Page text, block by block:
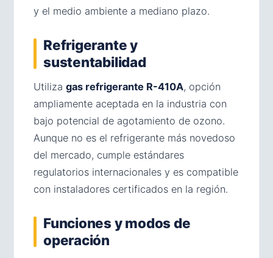
y el medio ambiente a mediano plazo.
Refrigerante y
sustentabilidad
Utiliza gas refrigerante R-410A, opción
ampliamente aceptada en la industria con
bajo potencial de agotamiento de ozono.
Aunque no es el refrigerante más novedoso
del mercado, cumple estándares
regulatorios internacionales y es compatible
con instaladores certificados en la región.
Funciones y modos de
operación